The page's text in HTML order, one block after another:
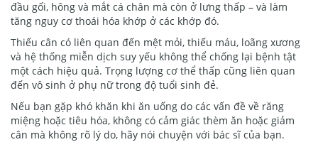
đầu gối, hông và mắt cá chân mà còn ở lưng thấp – và làm
tăng nguy cơ thoái hóa khớp ở các khớp đó.
Thiếu cân có liên quan đến mệt mỏi, thiếu máu, loãng xương
và hệ thống miễn dịch suy yếu không thể chống lại bệnh tật
một cách hiệu quả. Trọng lượng cơ thể thấp cũng liên quan
đến vô sinh ở phụ nữ trong độ tuổi sinh đẻ.
Nếu bạn gặp khó khăn khi ăn uống do các vấn đề về răng
miệng hoặc tiêu hóa, không có cảm giác thèm ăn hoặc giảm
cân mà không rõ lý do, hãy nói chuyện với bác sĩ của bạn.